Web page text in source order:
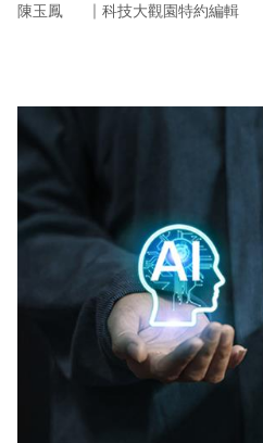
陳玉鳳 ｜ 科技大觀園特約編輯